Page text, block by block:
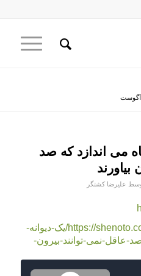
آگوست
می اندازد که صد
علیرضا کشتگر
https://shenoto.com/album/podcast/261074/یک-دیوانه-
عاقل-نمی-توانند-بیرون-